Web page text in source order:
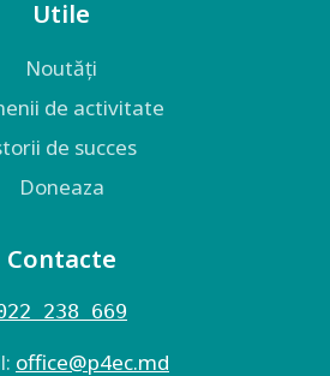
Utile
Noutăți
de activitate
de succes
Doneaza
Contacte
238 669
оffice@p4ec.md